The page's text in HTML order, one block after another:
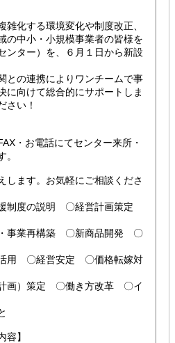
化する環境変化や制度改正、
の中小・小規模事業者の皆様を
ンター）を、６月１日から新設
との連携によりワンチームで事
に向けて総合的にサポートしま
さい！
・お電話にてセンター来所・
。
します。お気軽にご相談くださ
制度の説明 〇経営計画策定
事業再構築 〇新商品開発 〇
用 〇経営安定 〇価格転嫁対
画）策定 〇働き方改革 〇イ
容】